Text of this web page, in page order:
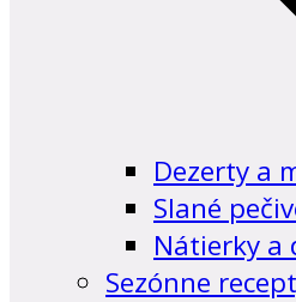
Dezerty a
Slané
Nátierky a
Sezónne